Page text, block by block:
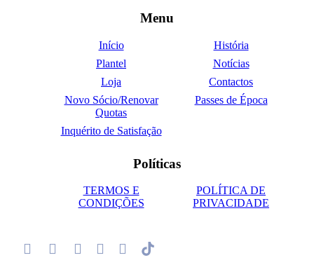
Menu
Início
História
Plantel
Notícias
Loja
Contactos
Novo Sócio/Renovar
Quotas
Passes de Época
Inquérito de Satisfação
Políticas
TERMOS E
CONDIÇÕES
POLÍTICA DE
PRIVACIDADE